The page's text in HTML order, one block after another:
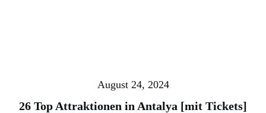
August 24, 2024
26 Top Attraktionen in Antalya [mit Tickets]